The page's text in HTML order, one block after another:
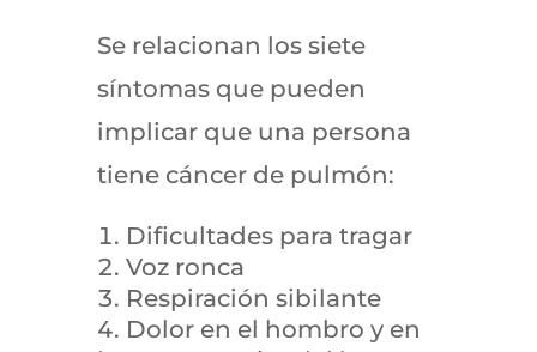
Se relacionan los siete
síntomas que pueden
implicar que una persona
tiene cáncer de pulmón:
Dificultades para tragar
Voz ronca
Respiración sibilante
Dolor en el hombro y en